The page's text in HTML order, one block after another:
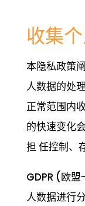
收集
本隐私政策
人数据的处
正常范围内
的快速变化
担 任控制、
GDPR (欧
人数据进行